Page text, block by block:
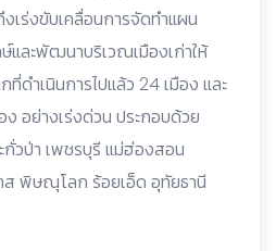
เร่งขับเคลื่อนการจัดทำแผน
และพัฒนาบริเวณเมืองเก่าให้
ดำเนินการไปแล้ว 24 เมือง และ
ง อย่างเร่งด่วน ประกอบด้วย
กั่วป่า เพชรบุรี แม่ฮ่องสอน
ส พิษณุโลก ร้อยเอ็ด อุทัยธานี